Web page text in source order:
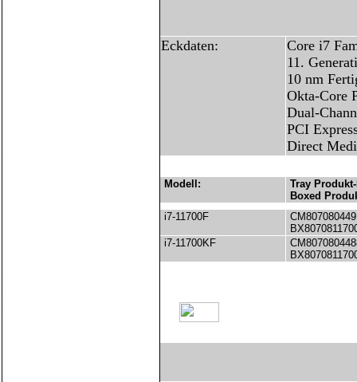
Eckdaten:
Core i7
11.
10 nm
Okta-Core
Dual-
PCI
Direct
Modell:
Tray
Boxed
i7-11700F
i7-11700KF